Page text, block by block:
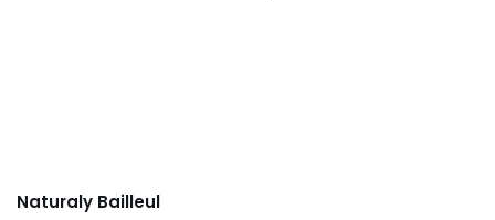
Naturaly Bailleul